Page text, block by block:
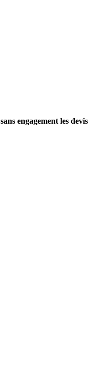
sans engagement les devis